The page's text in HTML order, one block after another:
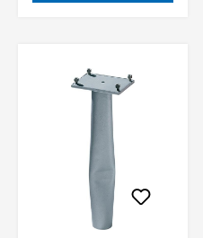
Alberts GmbH & Co.
KG, Blumenthal 2,
58849 Herscheid, DE,
+4923579070,
info@gah.de